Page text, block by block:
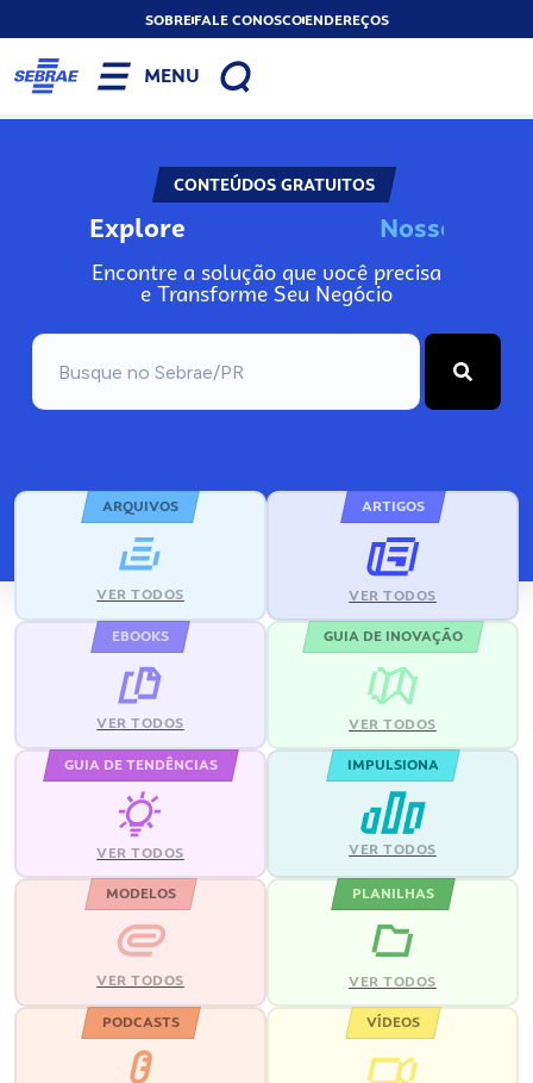
SOBREFALE CONOSCOENDEREÇOS
MENU
CONTEÚDOS GRATUITOS
Explore No
Encontre a solução que você precisa
e Transforme Seu Negócio
ARQUIVOS
VER TODOS
ARTIGOS
VER TODOS
EBOOKS
VER TODOS
GUIA DE INOVAÇÃO
VER TODOS
GUIA DE TENDÊNCIAS
VER TODOS
IMPULSIONA
VER TODOS
MODELOS
VER TODOS
PLANILHAS
VER TODOS
PODCASTS VÍDEOS